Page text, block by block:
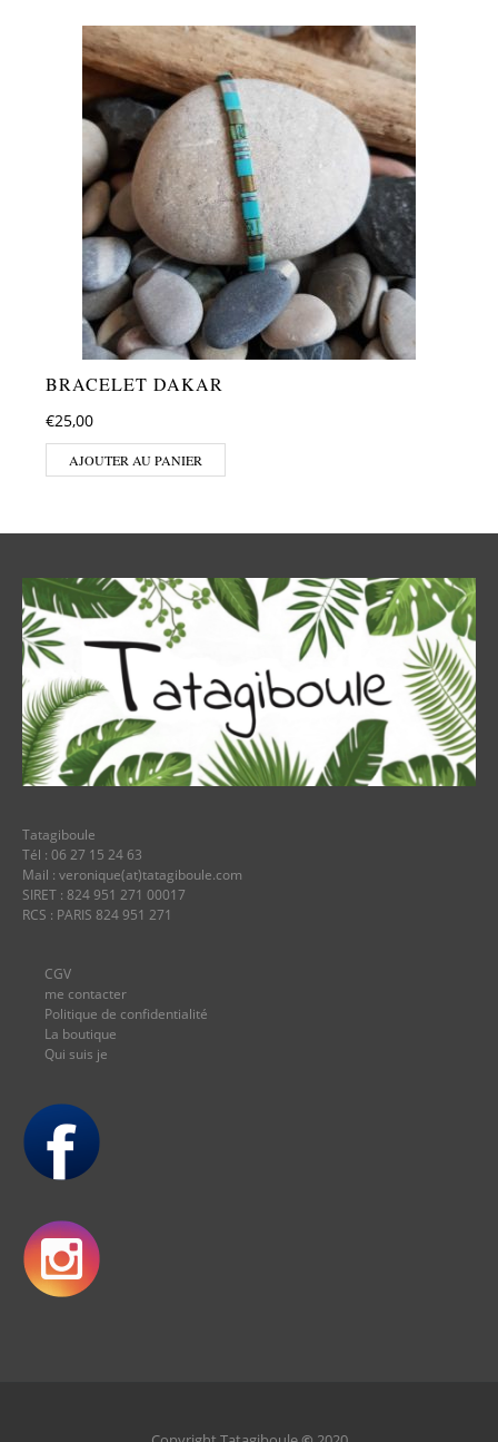
BRACELET DAKAR
€25,00
AJOUTER AU PANIER
Tatagiboule
Tél : 06 27 15 24 63
Mail : veronique(at)tatagiboule.com
SIRET : 824 951 271 00017
RCS : PARIS 824 951 271
CGV
me contacter
Politique de confidentialité
La boutique
Qui suis je